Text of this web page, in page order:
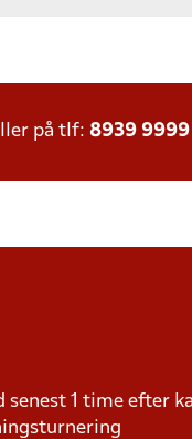
på tlf: 8939 9999
senest 1 time efter